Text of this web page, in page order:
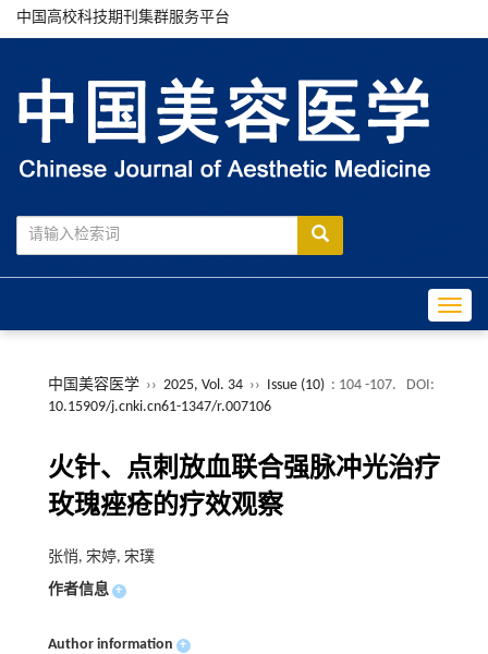
中国高校科技期刊集群服务平台
中国美容医学 ›› 2025, Vol. 34 ›› Issue (10) : 104 -107.
DOI:
10.15909/j.cnki.cn61-1347/r.007106
火针、点刺放血联合强脉冲光治疗
玫瑰痤疮的疗效观察
张悄, 宋婷, 宋璞
作者信息 +
Author information +